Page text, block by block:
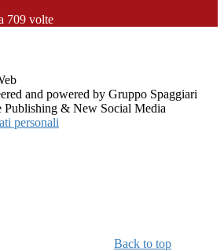
709 volte
and powered by Gruppo Spaggiari
Publishing & New Social Media
personali
Back to top